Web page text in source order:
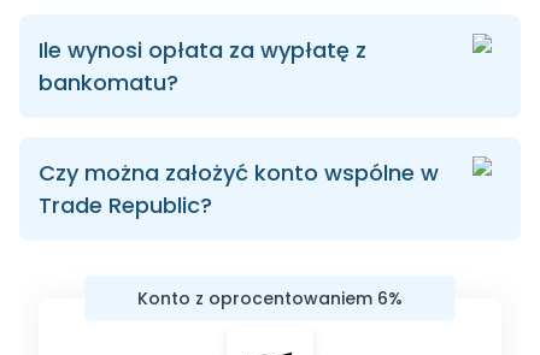
Ile wynosi opłata za wypłatę z
bankomatu?
Czy można założyć konto wspólne w
Trade Republic?
Konto z oprocentowaniem 6%